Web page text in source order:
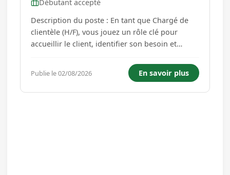
Débutant accepté
Description du poste : En tant que Chargé de
clientèle (H/F), vous jouez un rôle clé pour
accueillir le client, identifier son besoin et
interlocuteur de tous les clients. Nous avons
besoin de vous pour renforcer nos équipes Vos
missions Accueillir et...
Publie le 02/08/2026 En savoir plus